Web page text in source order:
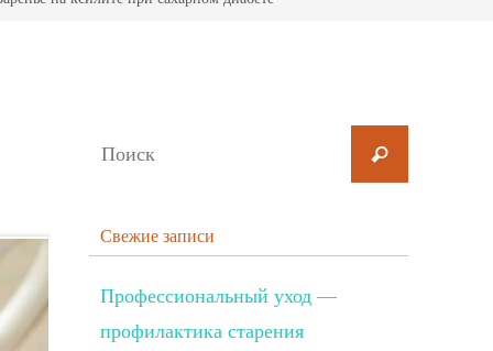
Свежие записи
Профессиональный уход —
профилактика старения